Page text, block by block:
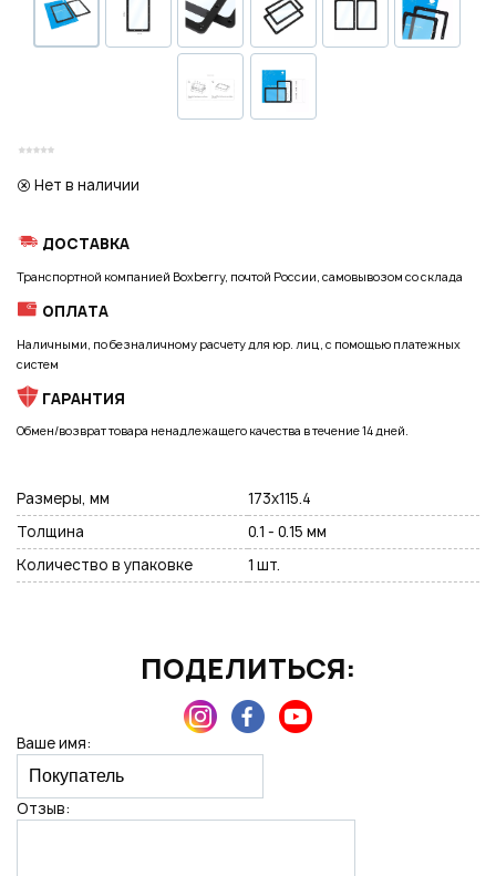
Нет в наличии
ДОСТАВКА
Транспортной компанией Boxberry, почтой России, самовывозом со склада
ОПЛАТА
Наличными, по безналичному расчету для юр. лиц, с помощью платежных
систем
ГАРАНТИЯ
Обмен/возврат товара ненадлежащего качества в течение 14 дней.
Размеры, мм
173х115.4
Толщина
0.1 - 0.15 мм
Количество в упаковке
1 шт.
ПОДЕЛИТЬСЯ:
Ваше имя:
Отзыв:
ВОЙТИ ЧЕРЕЗ GOOGLE
Подписаться на новые возможности
Нажимая на кнопку "Отправить", вы даете согласие на обработку